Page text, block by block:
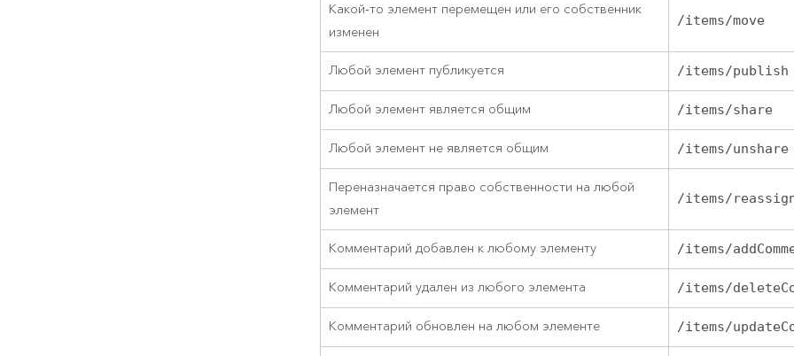
Какой-то элемент перемещен или его собственник
изменен
/items/move
Любой элемент публикуется /items/publish
Любой элемент является общим /items/share
Любой элемент не является общим /items/unshare
Переназначается право собственности на любой
элемент
/items/
Комментарий добавлен к любому элементу /items/
Комментарий удален из любого элемента /items/
Комментарий обновлен на любом элементе /items/